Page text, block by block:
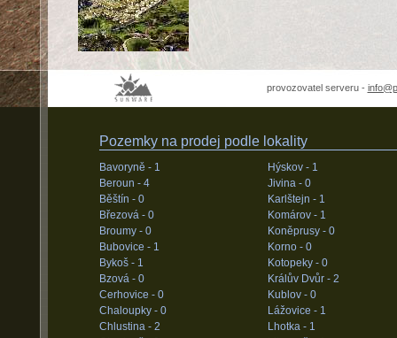
provozovatel serveru -
Pozemky na prodej podle lokality
Bavoryně - 1
Beroun - 4
Běštín - 0
Březová - 0
Broumy - 0
Bubovice - 1
Bykoš - 1
Bzová - 0
Cerhovice - 0
Chaloupky - 0
Chlustina - 2
Hýskov - 1
Jivina - 0
Karlštejn - 1
Komárov - 1
Koněprusy - 0
Korno - 0
Kotopeky - 0
Králův Dvůr - 2
Kublov - 0
Lážovice - 1
Lhotka - 1